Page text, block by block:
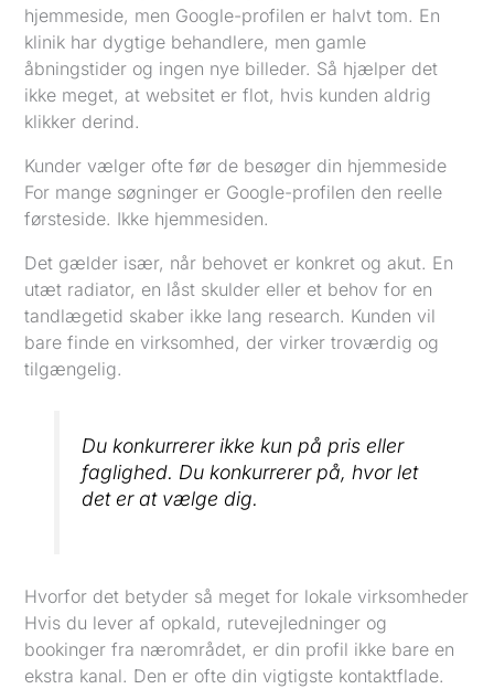
hjemmeside, men Google-profilen er halvt tom. En
klinik har dygtige behandlere, men gamle
åbningstider og ingen nye billeder. Så hjælper det
ikke meget, at websitet er flot, hvis kunden aldrig
klikker derind.
Kunder vælger ofte før de besøger din hjemmeside
For mange søgninger er Google-profilen den reelle
førsteside. Ikke hjemmesiden.
Det gælder især, når behovet er konkret og akut. En
utæt radiator, en låst skulder eller et behov for en
tandlægetid skaber ikke lang research. Kunden vil
bare finde en virksomhed, der virker troværdig og
tilgængelig.
Du konkurrerer ikke kun på pris eller
faglighed. Du konkurrerer på, hvor let
det er at vælge dig.
Hvorfor det betyder så meget for lokale virksomheder
Hvis du lever af opkald, rutevejledninger og
bookinger fra nærområdet, er din profil ikke bare en
ekstra kanal. Den er ofte din vigtigste kontaktflade.